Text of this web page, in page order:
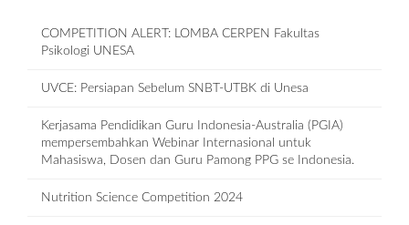
COMPETITION ALERT: LOMBA CERPEN Fakultas
Psikologi UNESA
UVCE: Persiapan Sebelum SNBT-UTBK di Unesa
Kerjasama Pendidikan Guru Indonesia-Australia (PGIA)
mempersembahkan Webinar Internasional untuk
Mahasiswa, Dosen dan Guru Pamong PPG se Indonesia.
Nutrition Science Competition 2024